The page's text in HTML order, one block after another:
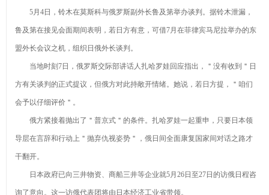
5月4日，铃木在莫斯科与俄罗斯副外长鲁及第举办谈判。据铃木泄漏，
鲁及第在接见会面期间表明，若日方有意，可借7月在菲律宾马尼拉举办的东
盟外长会议之机，组织日俄外长谈判。
当地时刻7日，俄罗斯交际部讲话人扎哈罗娃回应指出，＂没有收到＂日
方有关谈判的正式提议，但俄方对此持敞开情绪。她说，若日方提，＂咱们
会予以仔细评价＂。
俄方紧接着抛出了＂普京式＂的条件。扎哈罗娃一起重申，只要日本领
导层在言辞和行动上＂抛弃仇视姿势＂，俄日间全面康复国家间对话之路才
干翻开。
日本政府已向三井物资、商船三井等企业就5月26日至27日的访俄日程咨
询了意向。这一访俄代表团将由日本经济工业省带领。